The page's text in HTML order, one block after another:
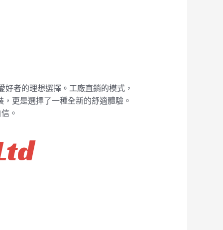
者的理想選擇。工廠直銷的模式，
更是選擇了一種全新的舒適體驗。
。